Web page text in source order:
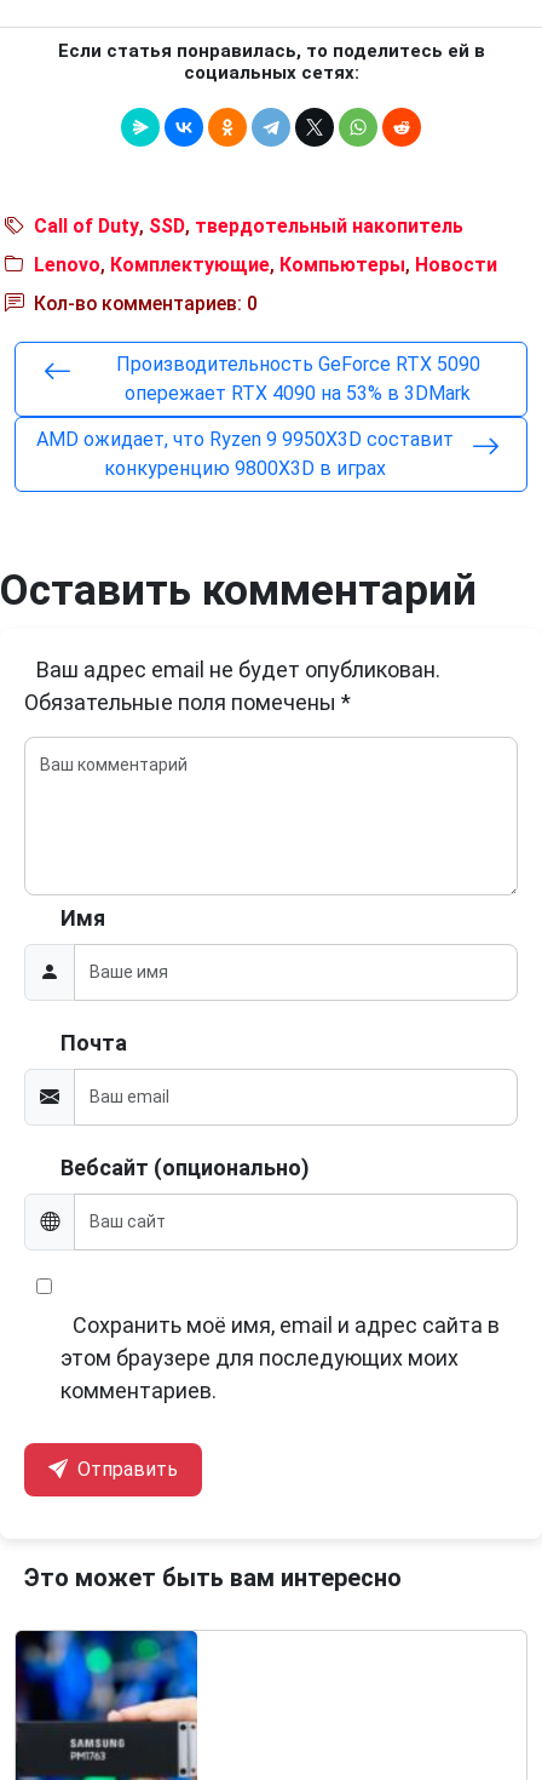
Если статья понравилась, то поделитесь ей в
социальных сетях:
Call of Duty, SSD, твердотельный накопитель
Lenovo, Комплектующие, Компьютеры, Новости
Кол-во комментариев: 0
Производительность GeForce RTX 5090
опережает RTX 4090 на 53% в 3DMark
AMD ожидает, что Ryzen 9 9950X3D составит
конкуренцию 9800X3D в играх
Оставить комментарий
Ваш адрес email не будет опубликован.
Обязательные поля помечены *
Имя
Почта
Вебсайт (опционально)
Сохранить моё имя, email и адрес сайта в
этом браузере для последующих моих
комментариев.
Отправить
Это может быть вам интересно